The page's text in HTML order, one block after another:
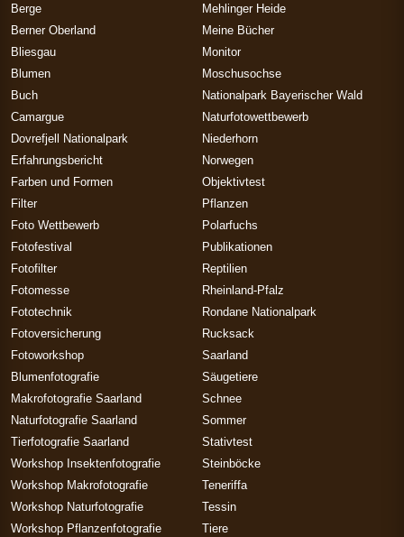
Berge
Berner Oberland
Bliesgau
Blumen
Buch
Camargue
Dovrefjell Nationalpark
Erfahrungsbericht
Farben und Formen
Filter
Foto Wettbewerb
Fotofestival
Fotofilter
Fotomesse
Fototechnik
Fotoversicherung
Fotoworkshop
Blumenfotografie
Makrofotografie Saarland
Naturfotografie Saarland
Tierfotografie Saarland
Workshop Insektenfotografie
Workshop Makrofotografie
Workshop Naturfotografie
Workshop Pflanzenfotografie
Mehlinger Heide
Meine Bücher
Monitor
Moschusochse
Nationalpark Bayerischer Wald
Naturfotowettbewerb
Niederhorn
Norwegen
Objektivtest
Pflanzen
Polarfuchs
Publikationen
Reptilien
Rheinland-Pfalz
Rondane Nationalpark
Rucksack
Saarland
Säugetiere
Schnee
Sommer
Stativtest
Steinböcke
Teneriffa
Tessin
Tiere